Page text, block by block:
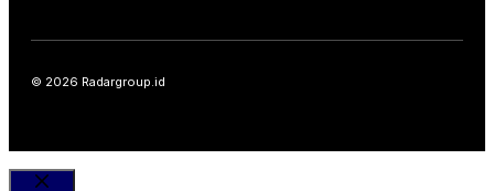
© 2026 Radargroup.id